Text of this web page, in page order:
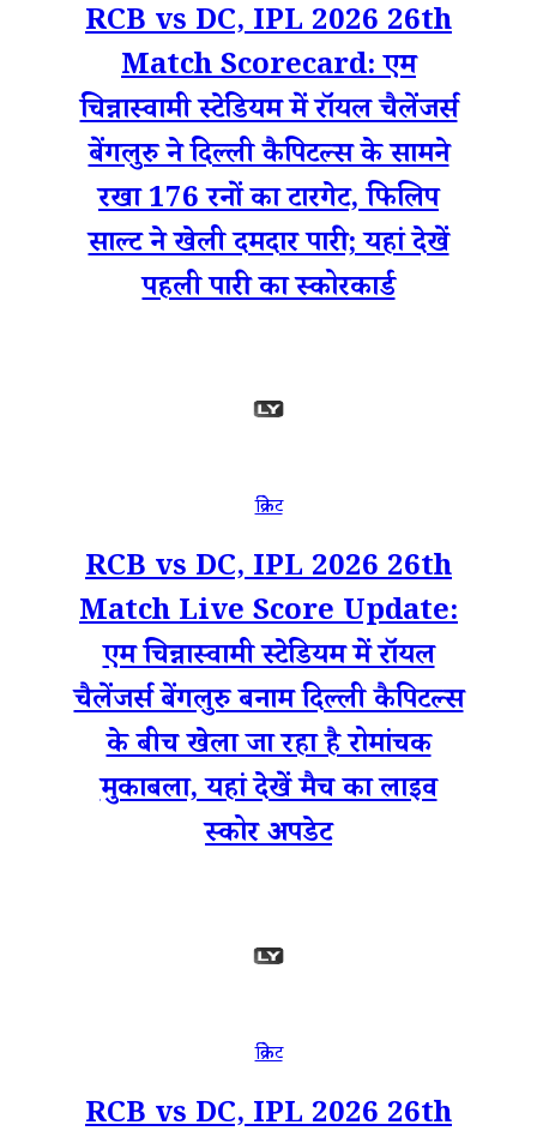
RCB vs DC, IPL 2026 26th
Match Scorecard: एम
चिन्नास्वामी स्टेडियम में रॉयल चैलेंजर्स
बेंगलुरु ने दिल्ली कैपिटल्स के सामने
रखा 176 रनों का टारगेट, फिलिप
साल्ट ने खेली दमदार पारी; यहां देखें
पहली पारी का स्कोरकार्ड
क्रिकेट
RCB vs DC, IPL 2026 26th
Match Live Score Update:
एम चिन्नास्वामी स्टेडियम में रॉयल
चैलेंजर्स बेंगलुरु बनाम दिल्ली कैपिटल्स
के बीच खेला जा रहा है रोमांचक
मुकाबला, यहां देखें मैच का लाइव
स्कोर अपडेट
क्रिकेट
RCB vs DC, IPL 2026 26th